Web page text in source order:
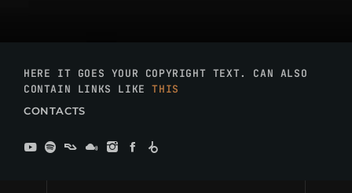
HERE IT GOES YOUR COPYRIGHT TEXT. CAN ALSO
CONTAIN LINKS LIKETHIS
CONTACTS